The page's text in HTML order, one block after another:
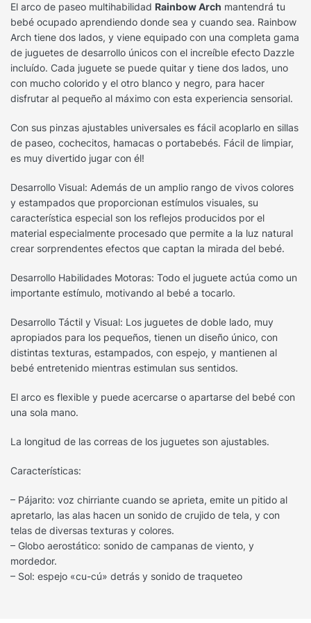
El arco de paseo multihabilidad Rainbow Arch mantendrá tu
bebé ocupado aprendiendo donde sea y cuando sea. Rainbow
Arch tiene dos lados, y viene equipado con una completa gama
de juguetes de desarrollo únicos con el increíble efecto Dazzle
incluído. Cada juguete se puede quitar y tiene dos lados, uno
con mucho colorido y el otro blanco y negro, para hacer
disfrutar al pequeño al máximo con esta experiencia sensorial.
Con sus pinzas ajustables universales es fácil acoplarlo en sillas
de paseo, cochecitos, hamacas o portabebés. Fácil de limpiar,
es muy divertido jugar con él!
Desarrollo Visual: Además de un amplio rango de vivos colores
y estampados que proporcionan estímulos visuales, su
característica especial son los reflejos producidos por el
material especialmente procesado que permite a la luz natural
crear sorprendentes efectos que captan la mirada del bebé.
Desarrollo Habilidades Motoras: Todo el juguete actúa como un
importante estímulo, motivando al bebé a tocarlo.
Desarrollo Táctil y Visual: Los juguetes de doble lado, muy
apropiados para los pequeños, tienen un diseño único, con
distintas texturas, estampados, con espejo, y mantienen al
bebé entretenido mientras estimulan sus sentidos.
El arco es flexible y puede acercarse o apartarse del bebé con
una sola mano.
La longitud de las correas de los juguetes son ajustables.
Características:
– Pájarito: voz chirriante cuando se aprieta, emite un pitido al
apretarlo, las alas hacen un sonido de crujido de tela, y con
telas de diversas texturas y colores.
– Globo aerostático: sonido de campanas de viento, y
mordedor.
– Sol: espejo «cu-cú» detrás y sonido de traqueteo